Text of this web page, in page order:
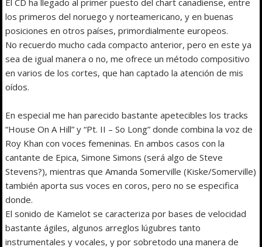
los primeros del noruego y norteamericano, y en buenas
posiciones en otros países, primordialmente europeos.
No recuerdo mucho cada compacto anterior, pero en este ya
sea de igual manera o no, me ofrece un método compositivo
en varios de los cortes, que han captado la atención de mis
oídos.
En especial me han parecido bastante apetecibles los tracks
“House On A Hill” y “Pt. II – So Long” donde combina la voz de
Roy Khan con voces femeninas. En ambos casos con la
cantante de Epica, Simone Simons (será algo de Steve
Stevens?), mientras que Amanda Somerville (Kiske/Somerville)
también aporta sus voces en coros, pero no se especifica
donde.
El sonido de Kamelot se caracteriza por bases de velocidad
bastante ágiles, algunos arreglos lúgubres tanto
instrumentales y vocales, y por sobretodo una manera de